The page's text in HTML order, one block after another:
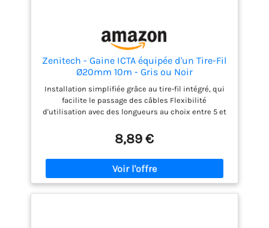
Zenitech - Gaine ICTA équipée d'un Tire-Fil
Ø20mm 10m - Gris ou Noir
Installation simplifiée grâce au tire-fil intégré, qui
facilite le passage des câbles Flexibilité
d'utilisation avec des longueurs au choix entre 5 et
l'usure et les frottements pour une installation
durable Conformité aux normes de sécurité pour
une installation fiable et sécurisée Pour les
installations électriques résidentielles et
professionnelles
8,89 €